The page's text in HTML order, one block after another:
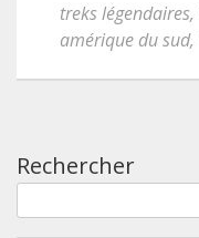
treks légendaires,
amérique du sud,
Rechercher